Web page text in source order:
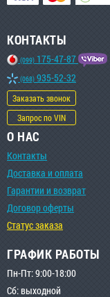
КОНТАКТЫ
(099) 175-47-87
(068) 935-52-32
Заказать звонок
Запрос по VIN
О НАС
Контакты
Доставка и оплата
Гарантии и возврат
Договор оферты
Статус заказа
ГРАФИК РАБОТЫ
Пн-Пт: 9:00-18:00
Сб: выходной